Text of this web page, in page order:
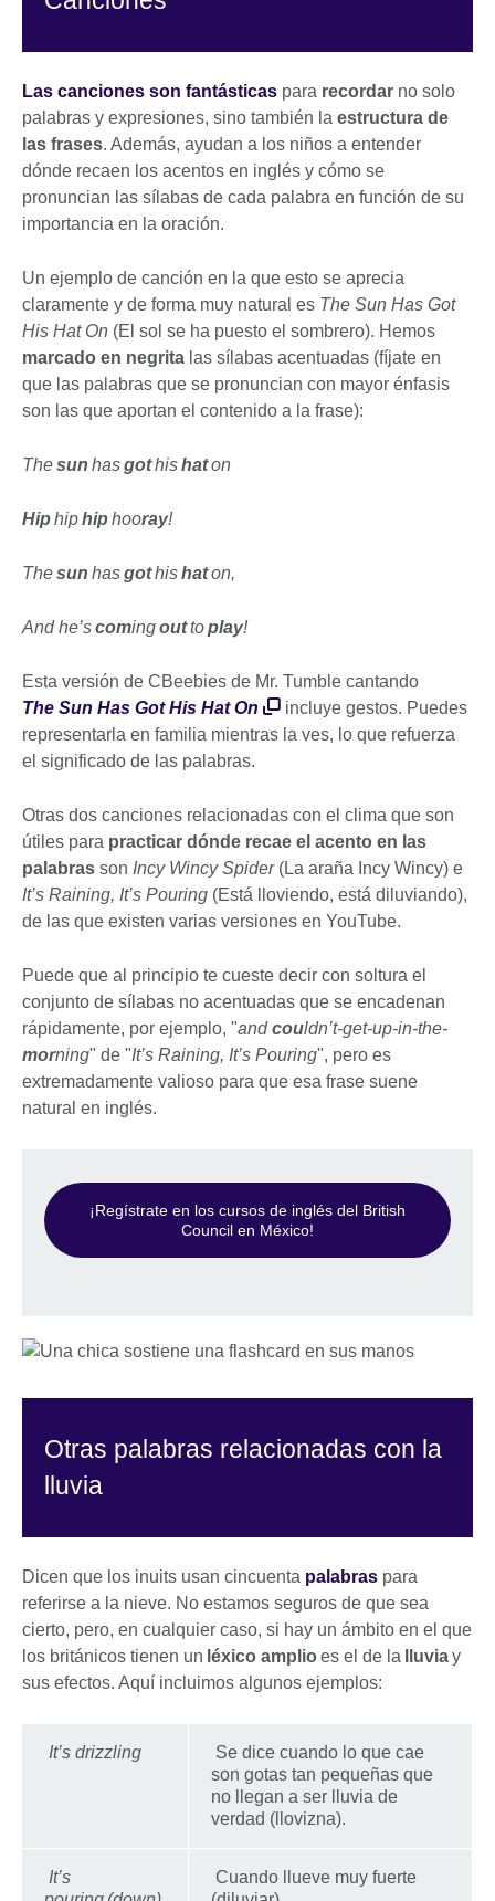
Las canciones son fantásticas para recordar no solo
palabras y expresiones, sino también la estructura de
las frases. Además, ayudan a los niños a entender
dónde recaen los acentos en inglés y cómo se
pronuncian las sílabas de cada palabra en función de su
importancia en la oración.
Un ejemplo de canción en la que esto se aprecia
claramente y de forma muy natural es The Sun Has Got
His Hat On (El sol se ha puesto el sombrero). Hemos
marcado en negrita las sílabas acentuadas (fíjate en
que las palabras que se pronuncian con mayor énfasis
son las que aportan el contenido a la frase):
Thesun hasgothishaton
Hiphiphiphooray!
Thesun hasgothishaton,
And he’scomingouttoplay!
Esta versión de CBeebies de Mr. Tumble cantando
The Sun Has Got His Hat On
incluye gestos. Puedes
representarla en familia mientras la ves, lo que refuerza
el significado de las palabras.
Otras dos canciones relacionadas con el clima que son
útiles para practicar dónde recae el acento en las
palabras son Incy Wincy Spider(La araña Incy Wincy) e
It’s Raining, It’s Pouring (Está lloviendo, está diluviando),
de las que existen varias versiones en YouTube.
Puede que al principio te cueste decir con soltura el
conjunto de sílabas no acentuadas que se encadenan
rápidamente, por ejemplo, "andcouldn’t-get-up-in-the-
morning" de "It’s Raining, It’s Pouring", pero es
extremadamente valioso para que esa frase suene
natural en inglés.
¡Regístrate en los cursos de inglés del British
Council en México!
Otras palabras relacionadas con la
lluvia
Dicen que los inuits usan cincuenta palabras para
referirse a la nieve. No estamos seguros de que sea
cierto, pero, en cualquier caso, si hay un ámbito en el que
los británicos tienen un léxico amplioes el de la lluviay
sus efectos. Aquí incluimos algunos ejemplos:
It’s drizzling
Se dice cuando lo que cae
son gotas tan pequeñas que
no llegan a ser lluvia de
verdad (llovizna).
It’s
Cuando llueve muy fuerte